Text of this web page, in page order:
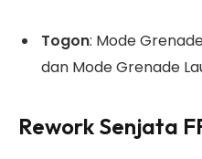
Togon: Mode
dan Mode Grenade
Rework Senjata